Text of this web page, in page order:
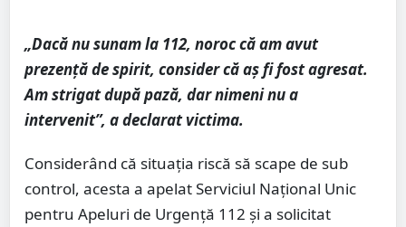
„Dacă nu sunam la 112, noroc că am avut
prezență de spirit, consider că aș fi fost agresat.
Am strigat după pază, dar nimeni nu a
intervenit”, a declarat victima.
Considerând că situația riscă să scape de sub
control, acesta a apelat Serviciul Național Unic
pentru Apeluri de Urgență 112 și a solicitat